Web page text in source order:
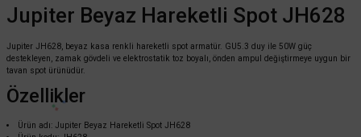
Jupiter
Jupiter Beyaz Hareketli Spot JH628
Jupiter JH628, beyaz kasa renkli hareketli spot armatür. GU5.3 duy ile 50W güç
destekleyen, zamak gövdeli ve elektrostatik toz boyalı, önden ampul değiştirmeye uygun bir
tavan spot ürünüdür.
Özellikler
Ürün adı: Jupiter Beyaz Hareketli Spot JH628